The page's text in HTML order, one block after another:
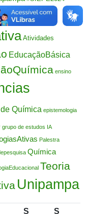
Atividades
EducaçãoBásica
ensino
Química epistemologia
grupo de estudos IA
Palestra
Química
Teoria
Unipampa
S
S